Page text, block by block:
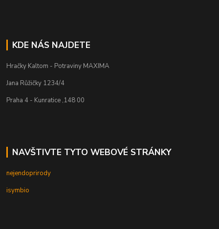
KDE NÁS NAJDETE
Hračky Kaltom - Potraviny MAXIMA
Jana Růžičky 1234/4
Praha 4 - Kunratice ,148 00
NAVŠTIVTE TYTO WEBOVÉ STRÁNKY
nejendoprirody
isymbio